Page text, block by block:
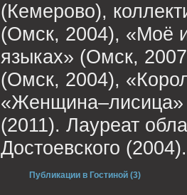
(Кемерово),
(Омск, 2004), «Моё
языках» (Омск,
(Омск, 2004),
(2011). Лауреат
Достоевского
Публикации в Гостиной (3)